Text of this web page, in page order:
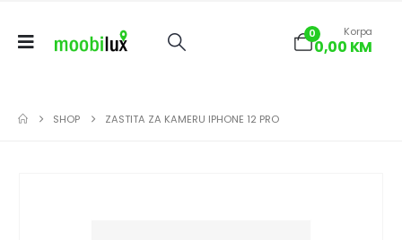
0 Korpa
0,00 KM
SHOP ZASTITA ZA KAMERU IPHONE 12 PRO